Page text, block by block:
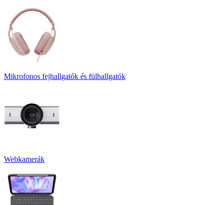
Mikrofonos fejhallgatók és fülhallgatók
Webkamerák